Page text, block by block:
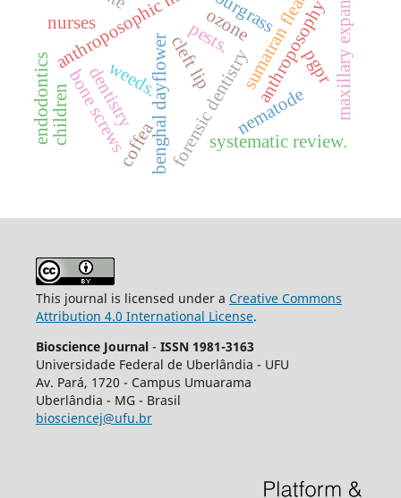
benghal dayflower
sumatran fleabane
weeds. anthroposophy
dentistry forensic dentistrysystematic review.
bone screws
cleft lip maxillary expansion.
ozone
coffea
nematode
pests.
endodontics
nurses
children
pgpr
This journal is licensed under a Creative Commons
Attribution 4.0 International License.
Bioscience Journal - ISSN 1981-3163
Universidade Federal de Uberlândia - UFU
Av. Pará, 1720 - Campus Umuarama
Uberlândia - MG - Brasil
biosciencej@ufu.br